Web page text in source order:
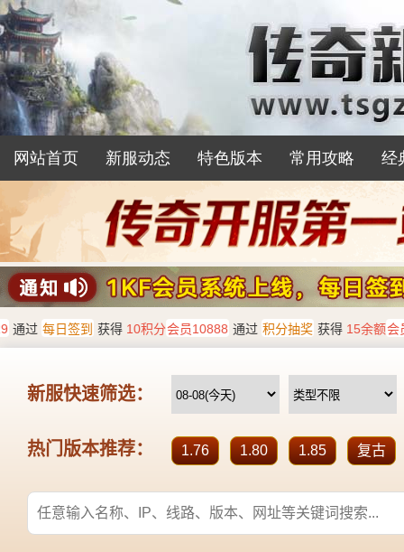
网站首页 新服动态 特色版本 常用攻略 经